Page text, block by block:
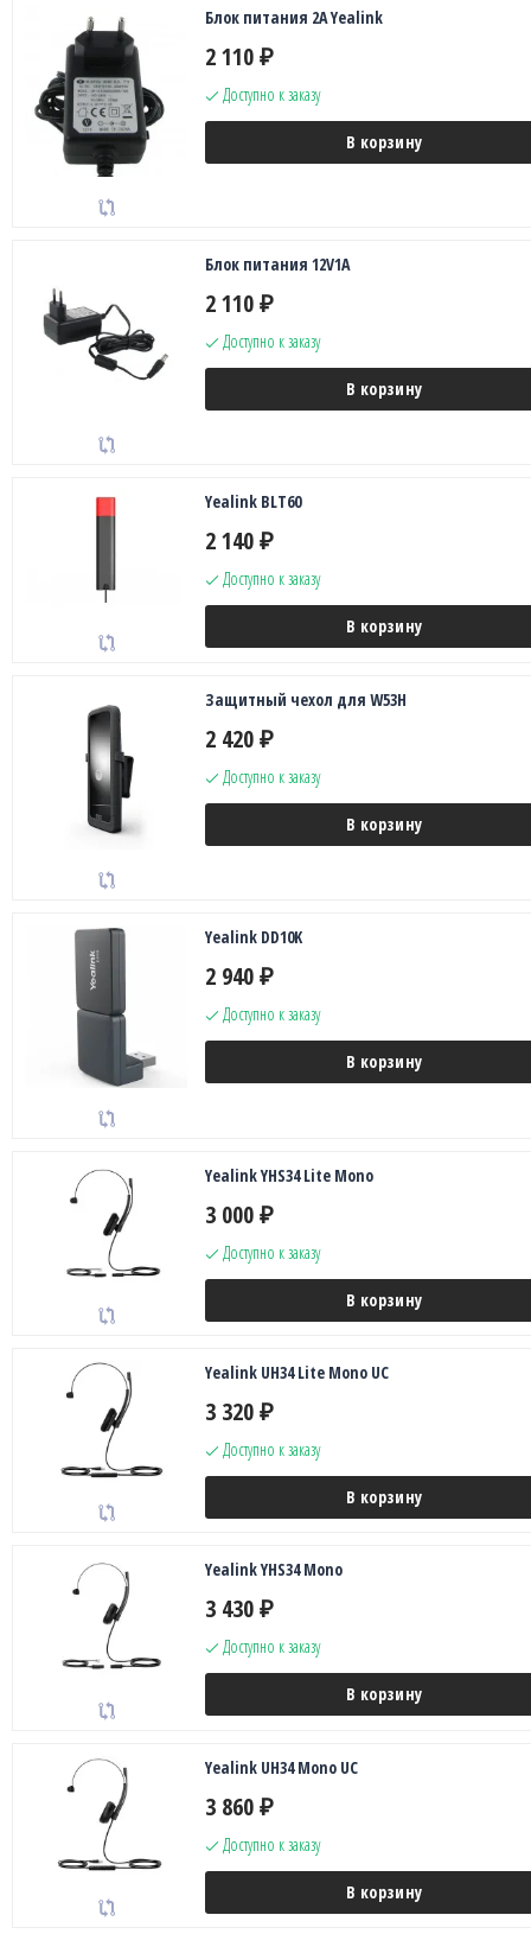
Блок питания 2A Yealink
2 110 ₽
Доступно к заказу
В корзину
Блок питания 12V1A
2 110 ₽
Доступно к заказу
В корзину
Yealink BLT60
2 140 ₽
Доступно к заказу
В корзину
Защитный чехол для W53H
2 420 ₽
Доступно к заказу
В корзину
Yealink DD10K
2 940 ₽
Доступно к заказу
В корзину
Yealink YHS34 Lite Mono
3 000 ₽
Доступно к заказу
В корзину
Yealink UH34 Lite Mono UC
3 320 ₽
Доступно к заказу
В корзину
Yealink YHS34 Mono
3 430 ₽
Доступно к заказу
В корзину
Yealink UH34 Mono UC
3 860 ₽
Доступно к заказу
В корзину